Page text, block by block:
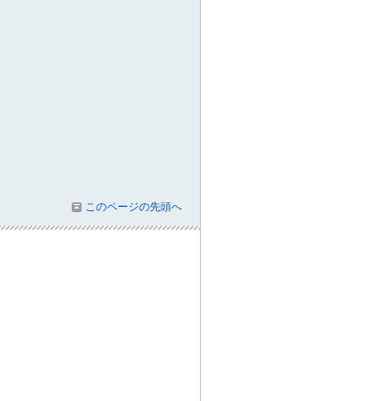
このページの先頭へ